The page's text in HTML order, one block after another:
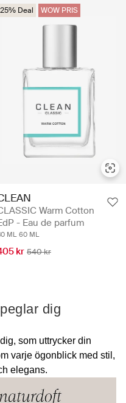
25% Deal WOW PRIS
Warm Cotton
- Eau de parfum
ML 60 ML
kr 540 kr
dig
som uttrycker din
varje ögonblick med stil,
elegans.